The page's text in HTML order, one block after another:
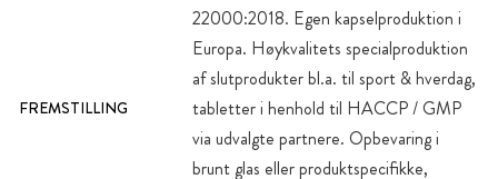
FREMSTILLING
22000:2018. Egen kapselproduktion i
Europa. Høykvalitets specialproduktion
af slutprodukter bl.a. til sport & hverdag,
tabletter i henhold til HACCP / GMP
via udvalgte partnere. Opbevaring i
brunt glas eller produktspecifikke,